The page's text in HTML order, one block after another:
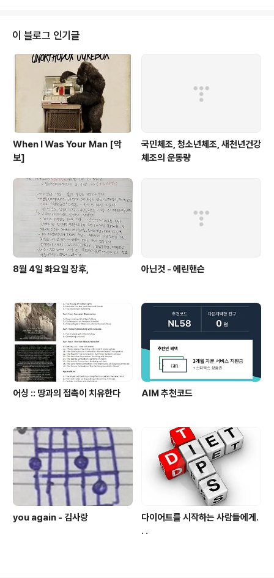
더 보태려 하나 귀 기울여 듣지 않고 달리 보면 그만인 것을 못 그린 내 빈 곳 무
엇으로 채워지려나 차라리 내 마음에 비친 내 모습 그려 가리
이 블로그 인기글
When I Was Your Man [악
보]
국민체조, 청소년체조, 새천년건강
체조의 운동량
8월 4일 화요일 장후, 아닌것 - 에린핸슨
어싱 :: 땅과의 접촉이 치유한다 AIM 추천코드
you again - 김사랑
다이어트를 시작하는 사람들에게.
. .